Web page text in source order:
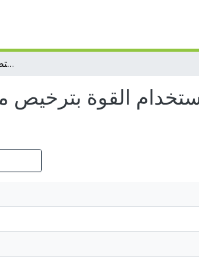
جدلية استخدام القوة بترخيص من مجلس الأمن بين نصوص الميثاق ومقتضيات الواقع الدولي المتغير
القوة